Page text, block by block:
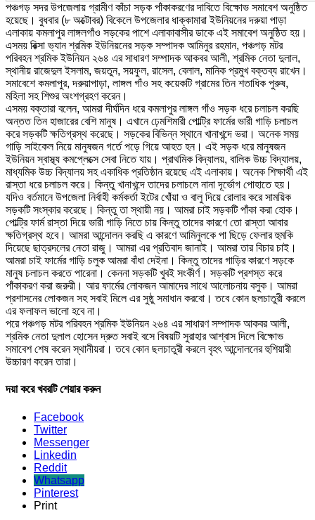
পঞ্চগড় সদর উপজেলায় গ্রামীণ কাঁচা সড়ক পাঁকাকরণের দাবিতে বিক্ষোভ সমাবেশ অনুষ্ঠিত
হয়েছে। বুধবার (৮ অক্টোবর) বিকেলে উপজেলার ধাক্কামারা ইউনিয়নের দরুয়া পাড়া
এলাকায় কমলাপুর লাঙ্গলগাঁও সড়কের পাশে এলাকাবাসীর ডাকে এই সমাবেশ অনুষ্ঠিত হয়।
এসময় রিক্সা ভ্যান শ্রমিক ইউনিয়নের সড়ক সম্পাদক আমিনুর রহমান, পঞ্চগড় মটর
পরিবহন শ্রমিক ইউনিয়ন ২৬৪ এর সাধারণ সম্পাদক আকবর আলী, শ্রমিক নেতা দুলাল,
স্থানীয় রাজেদুল ইসলাম, জয়তুন, সয়ফুল, রাসেল, বেলাল, মানিক প্রমুখ বক্তব্য রাখেন।
সমাবেশে কমলাপুর, দরুয়াপাড়া, লাঙ্গল গাঁও সহ কয়েকটি গ্রামের তিন শতাধিক পুরুষ,
মহিলা সহ শিশুর অংশগ্রহণ করেন।
এসময় বক্তারা বলেন, আমরা দীর্ঘদিন ধরে কমলাপুর লাঙ্গল গাঁও সড়ক ধরে চলাচল করছি
অন্তত তিন হাজারের বেশি মানুষ। এখানে ঢ়েমশিমারী পোল্ট্রি ফার্মের ভারী গাড়ি চলাচল
করে সড়কটি ক্ষতিগ্রস্থ করেছে। সড়কের বিভিন্ন স্থানে খানাখন্দে ভরা। অনেক সময়
গাড়ি সাইকেল নিয়ে মানুষজন গর্তে পড়ে গিয়ে আহত হন। এই সড়ক ধরে মানুষজন
ইউনিয়ন স্বাস্থ্য কমপ্লেক্সে সেবা নিতে যায়। প্রাথমিক বিদ্যালয়, বালিক উচ্চ বিদ্যালয়,
মাধ্যমিক উচ্চ বিদ্যালয় সহ একাধিক প্রতিষ্ঠান রয়েছে এই এলাকায়। অনেক শিক্ষার্থী এই
রাস্তা ধরে চলাচল করে। কিন্তু খানাখন্দে তাদের চলাচলে নানা দূর্ভোগ পোহাতে হয়।
যদিও বর্তমানে উপজেলা নির্বাহী কর্মকর্তা ইটের খোঁয়া ও বালু দিয়ে রোলার করে সাময়িক
সড়কটি সংস্কার করেছে। কিন্তু তা স্থায়ী নয়। আমরা চাই সড়কটি পাঁকা করা হোক।
পোল্ট্রি ফার্ম রাস্তা দিয়ে ভারী গাড়ি নিতে চায় কিন্তু তাদের কারণে তো রাস্তা আবার
ক্ষতিগ্রস্থ হবে। আমরা আন্দোলন করছি এ কারণে আমিনুলকে পা ছিড়ে ফেলার হুমকি
দিয়েছে ছাত্রদলের নেতা রাজু। আমরা এর প্রতিবাদ জানাই। আমরা তার বিচার চাই।
আমরা চাই ফার্মের গাড়ি চলুক আমরা বাঁধা দেইনা। কিন্তু তাদের গাড়ির কারণে সড়কে
মানুষ চলাচল করতে পারেনা। কেননা সড়কটি খুবই সংকীর্ণ। সড়কটি প্রশস্ত করে
পাঁকাকরণ করা জরুরী। আর ফার্মের লোকজন আমাদের সাথে আলোচনায় বসুক। আমরা
প্রশাসনের লোকজন সহ সবাই মিলে এর সুষ্ঠু সমাধান করবো। তবে কোন ছলচাতুরী করলে
এর ফলাফল ভালো হবে না।
পরে পঞ্চগড় মটর পরিবহন শ্রমিক ইউনিয়ন ২৬৪ এর সাধারণ সম্পাদক আকবর আলী,
শ্রমিক নেতা দুলাল হোসেন দ্রুত সবাই বসে বিষয়টি সুরাহার আশ্বাস দিলে বিক্ষোভ
সমাবেশ শেষ করেন স্থানীয়রা। তবে কোন ছলচাতুরী করলে বৃহৎ আন্দোলনের হুশিয়ারী
উচ্চারণ করেন তারা।
দয়া করে খবরটি শেয়ার করুন
Facebook
Twitter
Messenger
Linkedin
Reddit
Whatsapp
Pinterest
Print